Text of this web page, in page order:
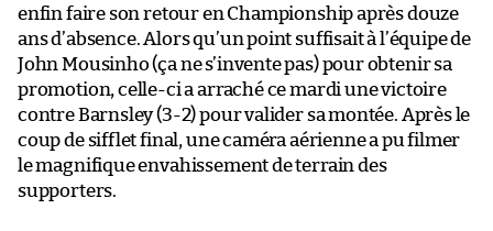
enfin faire son retour en Championship après douze
ans d’absence. Alors qu’un point suffisait à l’équipe de
John Mousinho (ça ne s’invente pas) pour obtenir sa
promotion, celle-ci a arraché ce mardi une victoire
contre Barnsley (3-2) pour valider sa montée. Après le
coup de sifflet final, une caméra aérienne a pu filmer
le magnifique envahissement de terrain des
supporters.